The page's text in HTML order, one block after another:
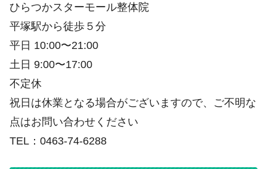
ひらつかスターモール整体院
平塚駅から徒歩５分
平日 10:00〜21:00
土日 9:00〜17:00
不定休
祝日は休業となる場合がございますので、ご不明な
点はお問い合わせください
TEL：0463-74-6288